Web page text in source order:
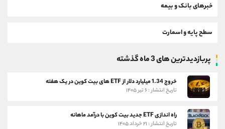
خبرهای بانک و بیمه
سطح پایه و اسمارت
پربازدیدترین های 3 ماه گذشته
خروج 1.34 میلیارد دلار از ETF های بیت کوین در یک هفته
تاریخ انتشار : ۶ تیر ۱۴۰۵
راه اندازی ETF جدید بیت کوین با درآمد ماهانه
تاریخ انتشار : ۲۱ خرداد ۱۴۰۵